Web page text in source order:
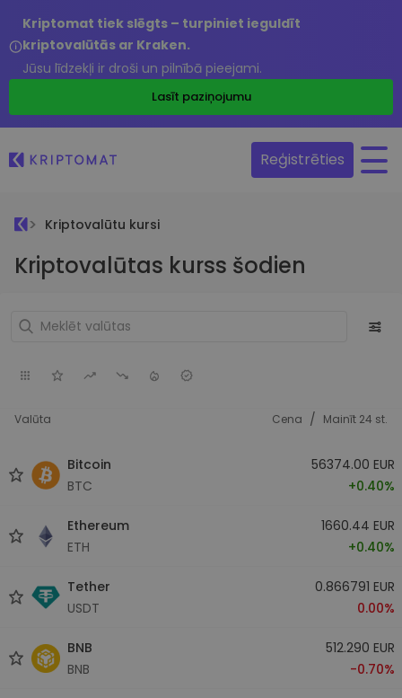
Kriptomat tiek slēgts – turpiniet ieguldīt
kriptovalūtās ar Kraken.
Jūsu līdzekļi ir droši un pilnībā pieejami.
Lasīt paziņojumu
Reģistrēties
Kriptovalūtu kursi
Kriptovalūtas kurss šodien
Valūta Cena / Mainīt 24 st.
Bitcoin
BTC
56374.00 EUR
+0.40%
Ethereum
ETH
1660.44 EUR
+0.40%
Tether
USDT
0.866791 EUR
0.00%
BNB
BNB
512.290 EUR
-0.70%